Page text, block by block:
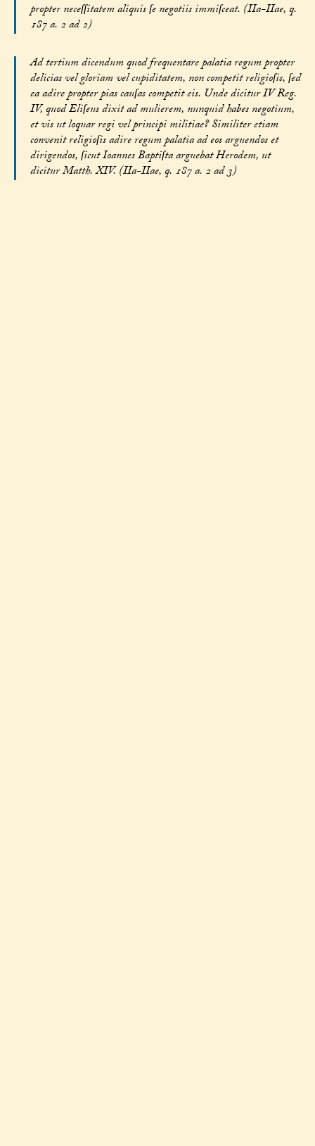
propter neceſſitatem aliquis ſe negotiis immiſceat. (IIa-IIae, q.
187 a. 2 ad 2)
Ad tertium dicendum quod frequentare palatia regum propter
delicias vel gloriam vel cupiditatem, non competit religioſis, ſed
ea adire propter pias cauſas competit eis. Unde dicitur IV Reg.
IV, quod Eliſeus dixit ad mulierem, nunquid habes negotium,
et vis ut loquar regi vel principi militiae? Similiter etiam
convenit religioſis adire regum palatia ad eos arguendos et
dirigendos, ſicut Ioannes Baptiſta arguebat Herodem, ut
dicitur Matth. XIV. (IIa-IIae, q. 187 a. 2 ad 3)